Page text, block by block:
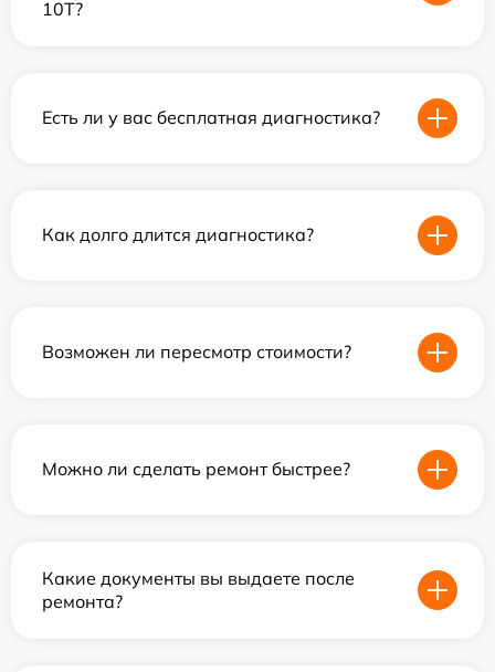
10T?
Есть ли у вас бесплатная диагностика?
Как долго длится диагностика?
Возможен ли пересмотр стоимости?
Можно ли сделать ремонт быстрее?
Какие документы вы выдаете после
ремонта?